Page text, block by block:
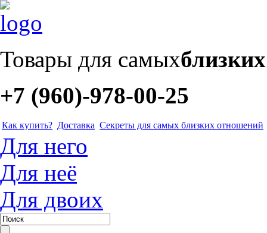
Товары для самых
+7 (960)-978-00-25
Как купить? Доставка Секреты для самых близких отношений
Для него
Для неё
Для двоих